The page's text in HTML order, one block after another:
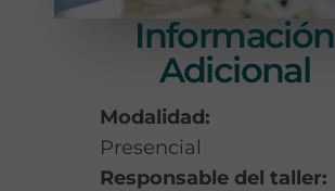
Información
Adicional
Modalidad:
Presencial
Responsable del taller: